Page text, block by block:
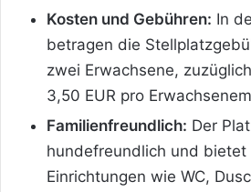
Kosten und Gebühren: In
betragen die
zwei Erwachsene,
3,50 EUR pro
Familienfreundlich: Der
hundefreundlich und bietet
Einrichtungen wie WC,